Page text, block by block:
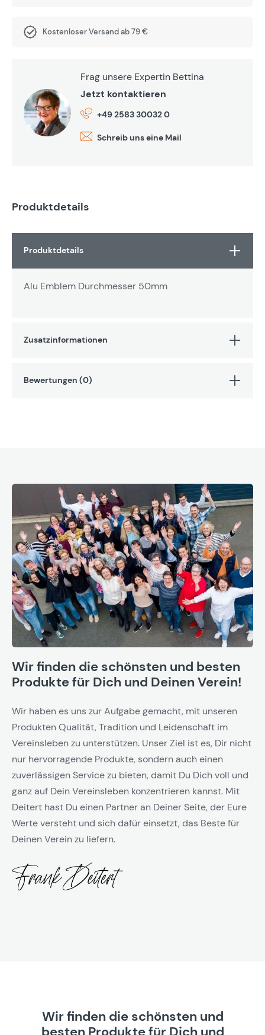
Kostenloser Versand ab 79 €
Frag unsere Expertin Bettina
Jetzt kontaktieren
+49 2583 30032 0
Schreib uns eine Mail
Produktdetails
Produktdetails
Alu Emblem Durchmesser 50mm
Zusatzinformationen
Bewertungen (0)
Wir finden die schönsten und besten
Produkte für Dich und Deinen Verein!
Wir haben es uns zur Aufgabe gemacht, mit unseren
Produkten Qualität, Tradition und Leidenschaft im
Vereinsleben zu unterstützen. Unser Ziel ist es, Dir nicht
nur hervorragende Produkte, sondern auch einen
zuverlässigen Service zu bieten, damit Du Dich voll und
ganz auf Dein Vereinsleben konzentrieren kannst. Mit
Deitert hast Du einen Partner an Deiner Seite, der Eure
Werte versteht und sich dafür einsetzt, das Beste für
Deinen Verein zu liefern.
Wir finden die schönsten und